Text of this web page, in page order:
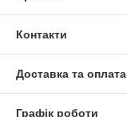
Контакти
Доставка та оплата
Графік роботи